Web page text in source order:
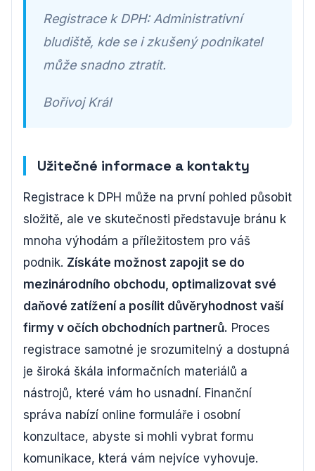
Registrace k DPH: Administrativní
bludiště, kde se i zkušený podnikatel
může snadno ztratit.
Bořivoj Král
Užitečné informace a kontakty
Registrace k DPH může na první pohled působit
složitě, ale ve skutečnosti představuje bránu k
mnoha výhodám a příležitostem pro váš
podnik. Získáte možnost zapojit se do
mezinárodního obchodu, optimalizovat své
daňové zatížení a posílit důvěryhodnost vaší
firmy v očích obchodních partnerů. Proces
registrace samotné je srozumitelný a dostupná
je široká škála informačních materiálů a
nástrojů, které vám ho usnadní. Finanční
správa nabízí online formuláře i osobní
konzultace, abyste si mohli vybrat formu
komunikace, která vám nejvíce vyhovuje.